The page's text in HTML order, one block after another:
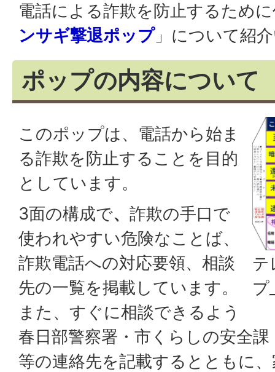
電話による詐欺を防止するため
ンサギ撃退ポップ」について紹
ポップの内容について
テ
プ
このポップは、電話から始ま
る詐欺を防止することを目的
としています。
3面の構成で、 詐欺の手口で
使われやすい危険なことば、
詐欺電話への対応要領、相談
先の一覧を掲載しています。
また、すぐに相談できるよう
春日部警察署・市くらしの安全
等の連絡先を記載するとともに